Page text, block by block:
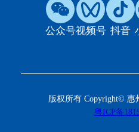
公众号视频号 抖音
版权所有 Copyright© 惠
粤ICP备